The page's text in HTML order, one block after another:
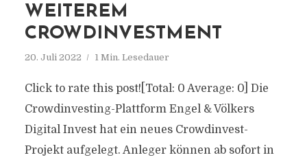
WEITEREM
CROWDINVESTMENT
20. Juli 2022 1 Min. Lesedauer
Click to rate this post![Total: 0 Average: 0] Die
Crowdinvesting-Plattform Engel & Völkers
Digital Invest hat ein neues Crowdinvest-
Projekt aufgelegt. Anleger können ab sofort in